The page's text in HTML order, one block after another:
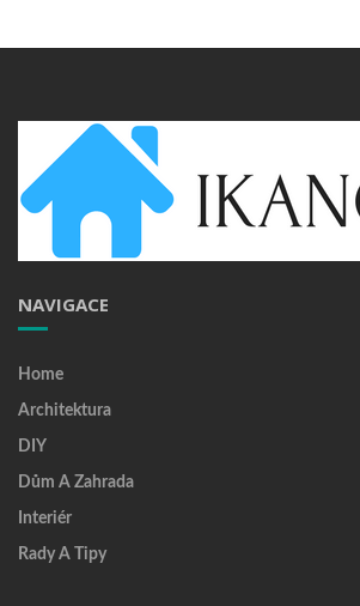
NAVIGACE
Home
Architektura
DIY
Dům A Zahrada
Interiér
Rady A Tipy